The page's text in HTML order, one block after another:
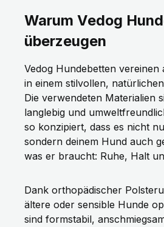
Warum Vedog
überzeugen
Vedog Hundebetten vereinen
in einem stilvollen,
Die verwendeten Materialien
langlebig und
so konzipiert, dass es nicht
sondern deinem Hund auch
was er braucht: Ruhe, Halt
Dank orthopädischer
ältere oder sensible Hunde
sind formstabil,